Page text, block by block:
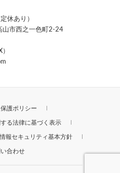
休あり）
市西之一色町2-24
護ポリシー
る法律に基づく表示
報セキュリティ基本方針
合わせ